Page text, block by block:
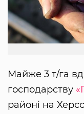
Майже 3 т/га
господарству
районі на